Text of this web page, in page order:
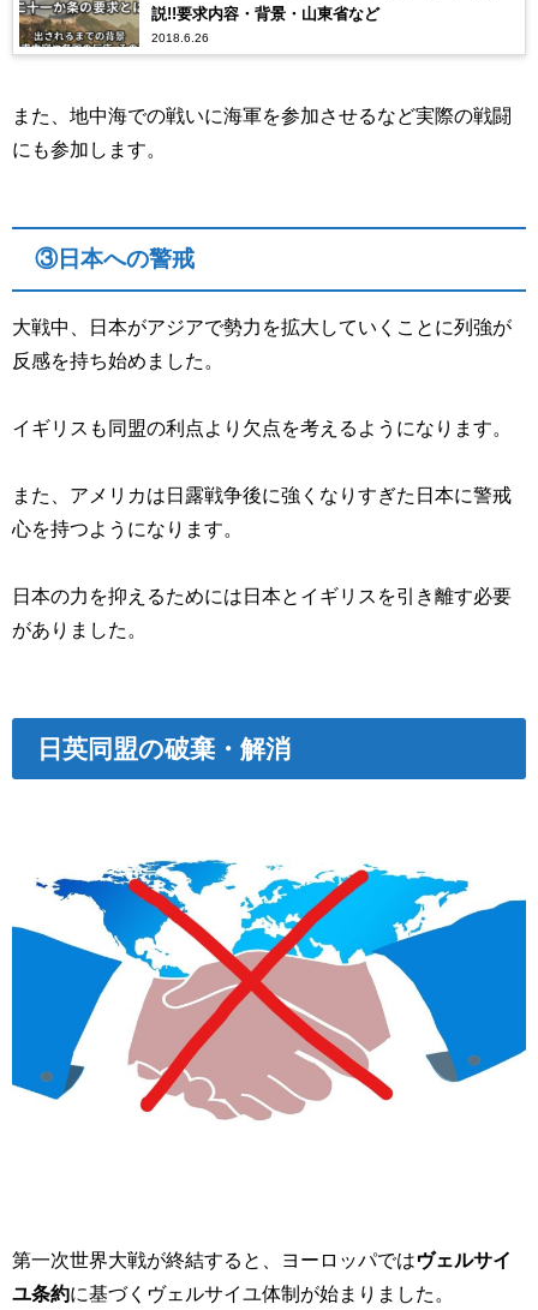
説!!要求内容・背景・山東省など
2018.6.26
また、地中海での戦いに海軍を参加させるなど実際の戦闘
にも参加します。
③日本への警戒
大戦中、日本がアジアで勢力を拡大していくことに列強が
反感を持ち始めました。
イギリスも同盟の利点より欠点を考えるようになります。
また、アメリカは日露戦争後に強くなりすぎた日本に警戒
心を持つようになります。
日本の力を抑えるためには日本とイギリスを引き離す必要
がありました。
日英同盟の破棄・解消
第一次世界大戦が終結すると、ヨーロッパではヴェルサイ
ユ条約に基づくヴェルサイユ体制が始まりました。